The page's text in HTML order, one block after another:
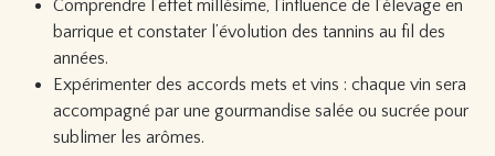
Comprendre l’effet millésime, l’influence de l’élevage en
barrique et constater l’évolution des tannins au fil des
années.
Expérimenter des accords mets et vins : chaque vin sera
accompagné par une gourmandise salée ou sucrée pour
sublimer les arômes.